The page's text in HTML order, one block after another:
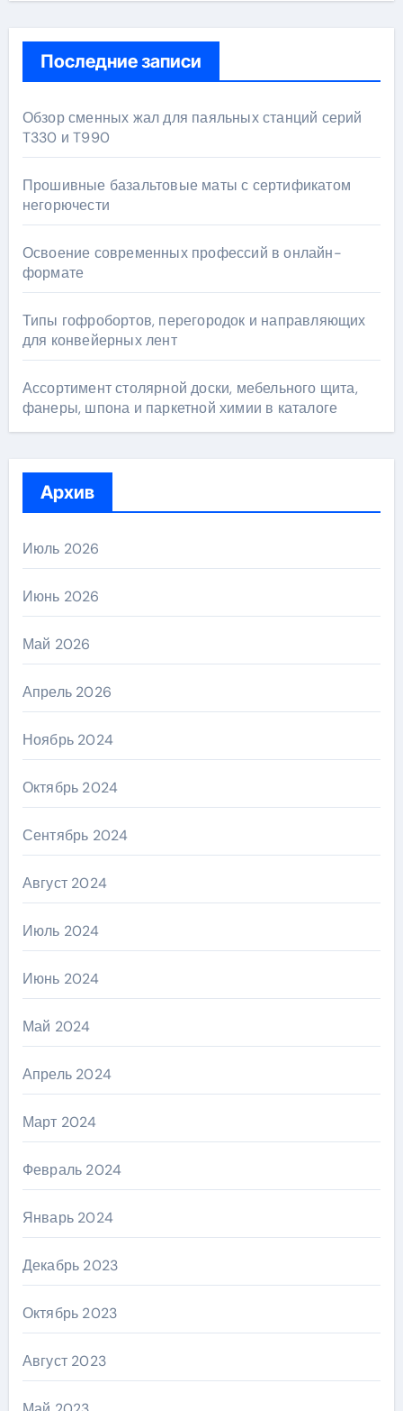
Последние записи
Обзор сменных жал для паяльных станций серий
T330 и T990
Прошивные базальтовые маты с сертификатом
негорючести
Освоение современных профессий в онлайн-
формате
Типы гофробортов, перегородок и направляющих
для конвейерных лент
Ассортимент столярной доски, мебельного щита,
фанеры, шпона и паркетной химии в каталоге
Архив
Июль 2026
Июнь 2026
Май 2026
Апрель 2026
Ноябрь 2024
Октябрь 2024
Сентябрь 2024
Август 2024
Июль 2024
Июнь 2024
Май 2024
Апрель 2024
Март 2024
Февраль 2024
Январь 2024
Декабрь 2023
Октябрь 2023
Август 2023